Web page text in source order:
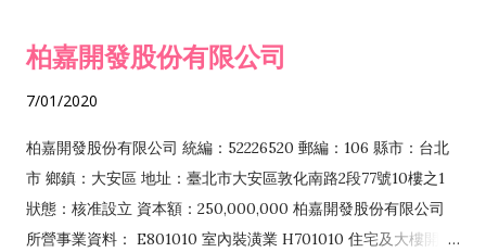
柏嘉開發股份有限公司
7/01/2020
柏嘉開發股份有限公司 統編：52226520 郵編：106 縣市：台北
市 鄉鎮：大安區 地址：臺北市大安區敦化南路2段77號10樓之1
狀態：核准設立 資本額：250,000,000 柏嘉開發股份有限公司
所營事業資料： E801010 室內裝潢業 H701010 住宅及大樓開發